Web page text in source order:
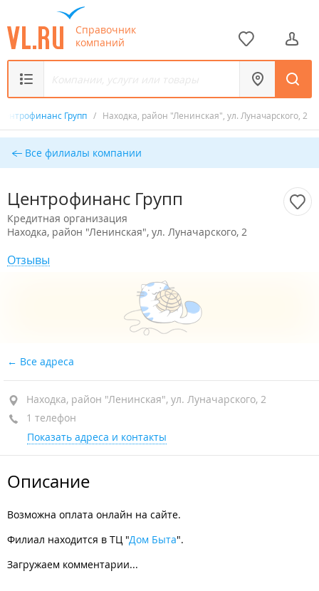
Справочник
компаний
Групп / Находка, район "Ленинская", ул. Луначарского, 2
Все филиалы компании
Центрофинанс Групп
Кредитная организация
Находка, район "Ленинская", ул. Луначарского, 2
Отзывы
Все адреса
Находка, район "Ленинская", ул. Луначарского, 2
1 телефон
Показать адреса и контакты
Описание
Возможна оплата онлайн на сайте.
Филиал находится в ТЦ "Дом Быта".
Загружаем комментарии...